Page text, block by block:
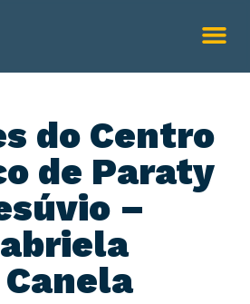
do Centro
de Paraty
–